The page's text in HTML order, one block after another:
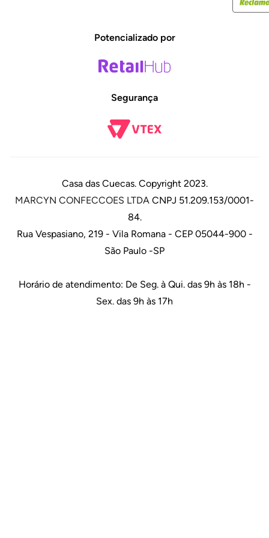
Potencializado por
Segurança
Casa das Cuecas. Copyright 2023.
MARCYN CONFECCOES LTDA CNPJ 51.209.153/0001-
84.
Rua Vespasiano, 219 - Vila Romana - CEP 05044-900 -
São Paulo -SP
Horário de atendimento: De Seg. à Qui. das 9h às 18h -
Sex. das 9h às 17h